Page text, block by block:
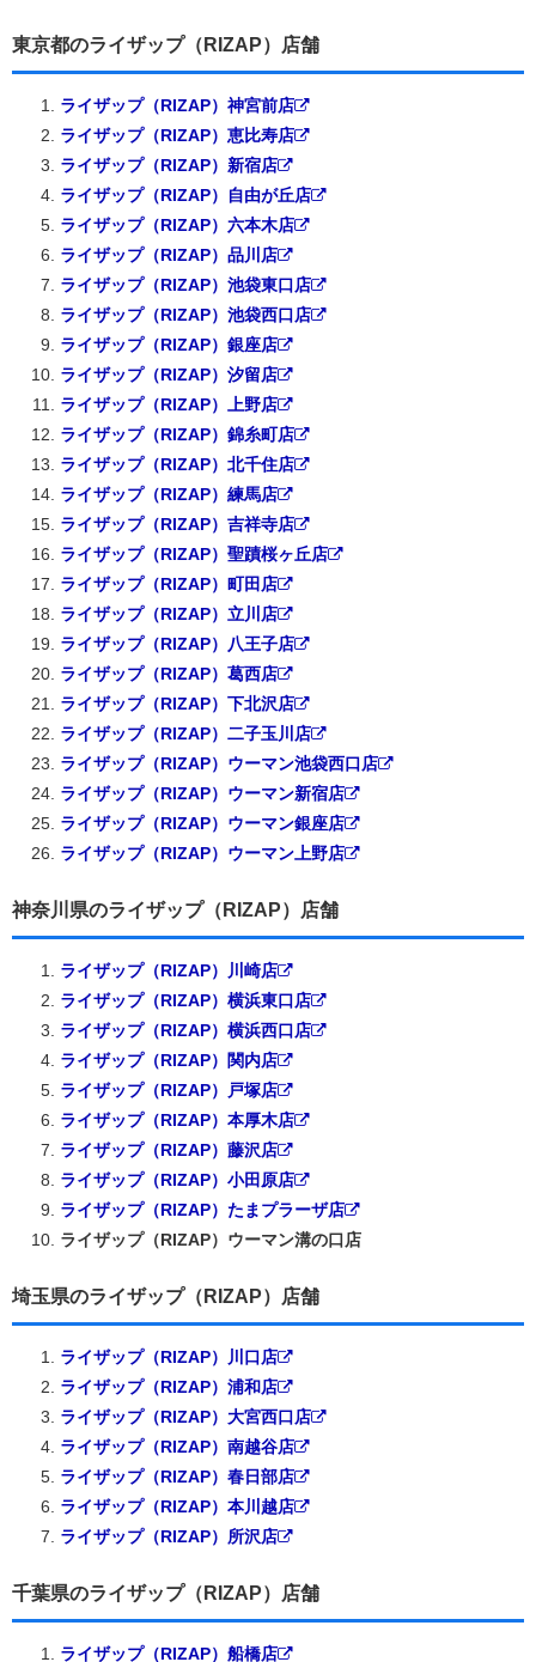
東京都のライザップ（RIZAP）店舗
ライザップ（RIZAP）神宮前店
ライザップ（RIZAP）恵比寿店
ライザップ（RIZAP）新宿店
ライザップ（RIZAP）自由が丘店
ライザップ（RIZAP）六本木店
ライザップ（RIZAP）品川店
ライザップ（RIZAP）池袋東口店
ライザップ（RIZAP）池袋西口店
ライザップ（RIZAP）銀座店
ライザップ（RIZAP）汐留店
ライザップ（RIZAP）上野店
ライザップ（RIZAP）錦糸町店
ライザップ（RIZAP）北千住店
ライザップ（RIZAP）練馬店
ライザップ（RIZAP）吉祥寺店
ライザップ（RIZAP）聖蹟桜ヶ丘店
ライザップ（RIZAP）町田店
ライザップ（RIZAP）立川店
ライザップ（RIZAP）八王子店
ライザップ（RIZAP）葛西店
ライザップ（RIZAP）下北沢店
ライザップ（RIZAP）二子玉川店
ライザップ（RIZAP）ウーマン池袋西口店
ライザップ（RIZAP）ウーマン新宿店
ライザップ（RIZAP）ウーマン銀座店
ライザップ（RIZAP）ウーマン上野店
神奈川県のライザップ（RIZAP）店舗
ライザップ（RIZAP）川崎店
ライザップ（RIZAP）横浜東口店
ライザップ（RIZAP）横浜西口店
ライザップ（RIZAP）関内店
ライザップ（RIZAP）戸塚店
ライザップ（RIZAP）本厚木店
ライザップ（RIZAP）藤沢店
ライザップ（RIZAP）小田原店
ライザップ（RIZAP）たまプラーザ店
ライザップ（RIZAP）ウーマン溝の口店
埼玉県のライザップ（RIZAP）店舗
ライザップ（RIZAP）川口店
ライザップ（RIZAP）浦和店
ライザップ（RIZAP）大宮西口店
ライザップ（RIZAP）南越谷店
ライザップ（RIZAP）春日部店
ライザップ（RIZAP）本川越店
ライザップ（RIZAP）所沢店
千葉県のライザップ（RIZAP）店舗
ライザップ（RIZAP）船橋店